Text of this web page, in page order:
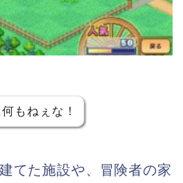
もねぇな！
てた施設や、冒険者の家